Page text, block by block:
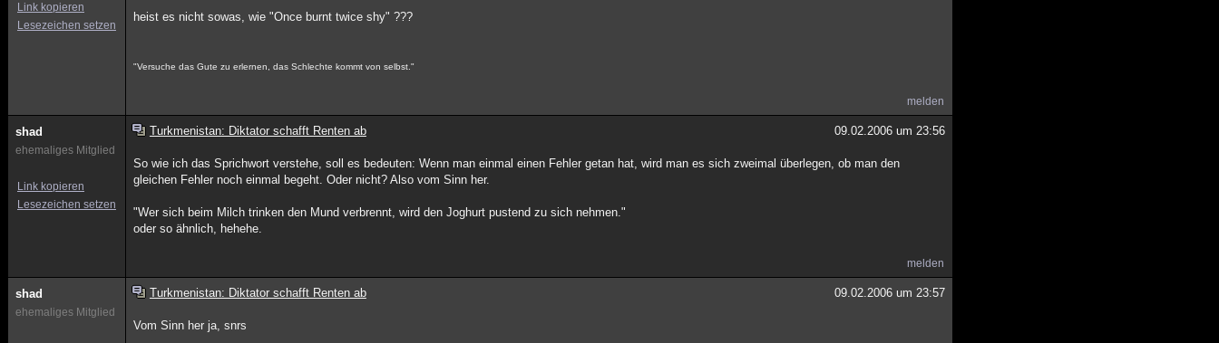
Link kopieren
Lesezeichen setzen
heist es nicht sowas, wie "Once burnt twice shy" ???
"Versuche das Gute zu erlernen, das Schlechte kommt von selbst."
melden
shad
ehemaliges Mitglied
Link kopieren
Lesezeichen setzen
Turkmenistan: Diktator schafft Renten ab 09.02.2006 um 23:56
So wie ich das Sprichwort verstehe, soll es bedeuten: Wenn man einmal einen Fehler getan hat, wird man es sich zweimal überlegen, ob man den
gleichen Fehler noch einmal begeht. Oder nicht? Also vom Sinn her.
"Wer sich beim Milch trinken den Mund verbrennt, wird den Joghurt pustend zu sich nehmen."
oder so ähnlich, hehehe.
melden
shad
ehemaliges Mitglied
Turkmenistan: Diktator schafft Renten ab 09.02.2006 um 23:57
Vom Sinn her ja, snrs